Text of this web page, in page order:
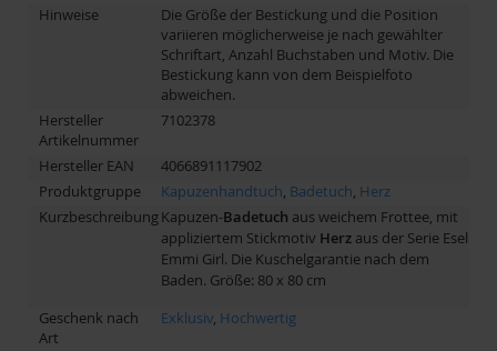
Hinweise
Die Größe der Bestickung und die Position
variieren möglicherweise je nach gewählter
Schriftart, Anzahl Buchstaben und Motiv. Die
Bestickung kann von dem Beispielfoto
abweichen.
Hersteller
Artikelnummer
7102378
Hersteller EAN
4066891117902
Produktgruppe
Kapuzenhandtuch, Badetuch, Herz
KurzbeschreibungKapuzen-Badetuch aus weichem Frottee, mit
appliziertem Stickmotiv Herz aus der Serie Esel
Emmi Girl. Die Kuschelgarantie nach dem
Baden. Größe: 80 x 80 cm
Geschenk nach
Art
Exklusiv, Hochwertig